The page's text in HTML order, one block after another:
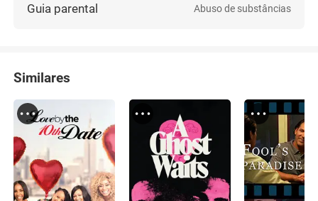
Guia parental Abuso de substâncias
Similares